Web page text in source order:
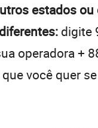
estados ou
digite
operadora +
você quer se